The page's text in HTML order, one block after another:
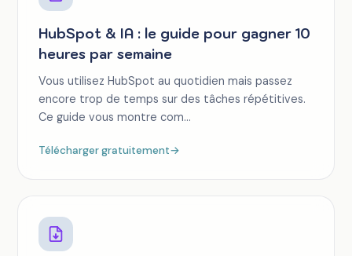
HubSpot & IA : le guide pour gagner 10
heures par semaine
Vous utilisez HubSpot au quotidien mais passez
encore trop de temps sur des tâches répétitives.
Ce guide vous montre com...
Télécharger gratuitement→